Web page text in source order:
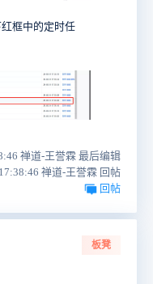
框中的定时任
禅道-王誉霖 最后编辑
禅道-王誉霖 回帖
回帖
板凳